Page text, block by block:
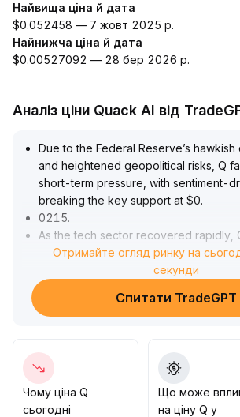
Найвища ціна й дата
$0.052458 — 7 жовт 2025 р.
Найнижча ціна й дата
$0.00527092 — 28 бер 2026 р.
Аналіз ціни Quack AI від
Due to the Federal Reserve’s
and heightened geopolitical risks, Q
short-term pressure, with sentiment-
breaking the key support at $0.
0215.
As the tech sector recovered rapidly,
volume both increased, technically
consolidation platform in the $0
021–$0
at $0
0235–$0
024; if the tech rally in the US stock
has the potential to test $0.
Отримайте огляд ринку на
секунди
Спитати TradeGPT
Чому ціна Q
сьогодні
Що може
на ціну Q у